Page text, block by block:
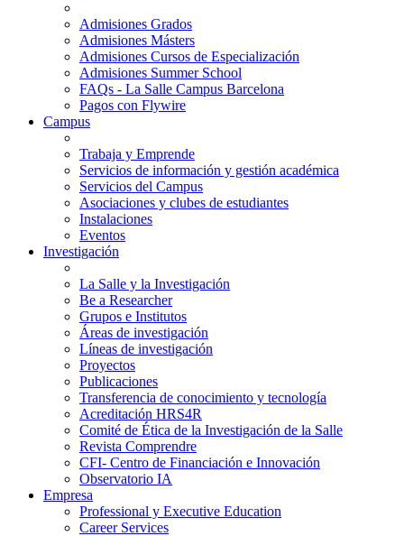
Admisiones Grados
Admisiones Másters
Admisiones Cursos de Especialización
Admisiones Summer School
FAQs - La Salle Campus Barcelona
Pagos con Flywire
Campus
Trabaja y Emprende
Servicios de información y gestión académica
Servicios del Campus
Asociaciones y clubes de estudiantes
Instalaciones
Eventos
Investigación
La Salle y la Investigación
Be a Researcher
Grupos e Institutos
Áreas de investigación
Líneas de investigación
Proyectos
Publicaciones
Transferencia de conocimiento y tecnología
Acreditación HRS4R
Comité de Ética de la Investigación de la Salle
Revista Comprendre
CFI- Centro de Financiación e Innovación
Observatorio IA
Empresa
Professional y Executive Education
Career Services